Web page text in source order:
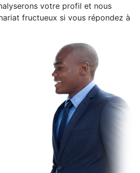
votre profil et nous
fructueux si vous répondez à